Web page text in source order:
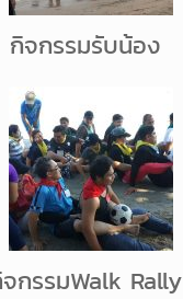
กิจกรรมรับน้อง
กรรมWalk Rally